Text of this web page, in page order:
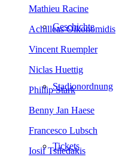
Geschichte
Stadionordnung
Tickets
Mathieu Racine
Achilleas Oikonomidis
Vincent Ruempler
Niclas Huettig
Phillip Stark
Benny Jan Haese
Francesco Lubsch
Iosif Tsiledakis